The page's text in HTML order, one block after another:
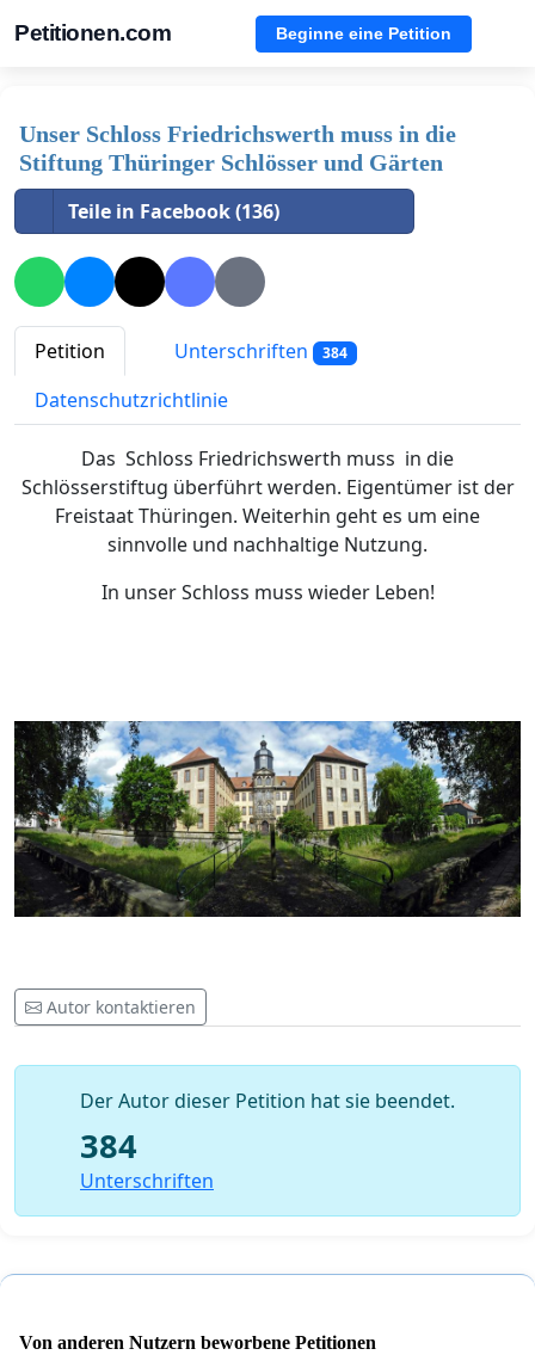
Petitionen.com Beginne eine Petition
Unser Schloss Friedrichswerth muss in die
Stiftung Thüringer Schlösser und Gärten
Teile in Facebook (136)
Petition Unterschriften 384
Datenschutzrichtlinie
Das Schloss Friedrichswerth muss in die
Schlösserstiftug überführt werden. Eigentümer ist der
Freistaat Thüringen. Weiterhin geht es um eine
sinnvolle und nachhaltige Nutzung.
In unser Schloss muss wieder Leben!
Autor kontaktieren
Der Autor dieser Petition hat sie beendet.
384
Unterschriften
Von anderen Nutzern beworbene Petitionen